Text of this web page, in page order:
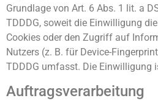
Grundlage von Art. 6 Abs. 1 lit. a
TDDDG, soweit die Einwilligung
Cookies oder den Zugriff auf
Nutzers (z. B. für Device-
TDDDG umfasst. Die Einwilligung
Auftragsverarbeitung